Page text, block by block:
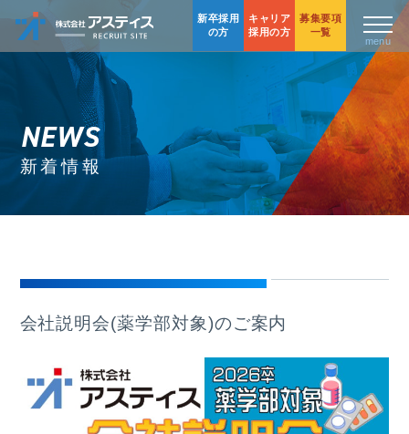
新卒採用
の方
キャリア
採用の方
募集要項
一覧
NEWS
新着情報
会社説明会(薬学部対象)のご案内